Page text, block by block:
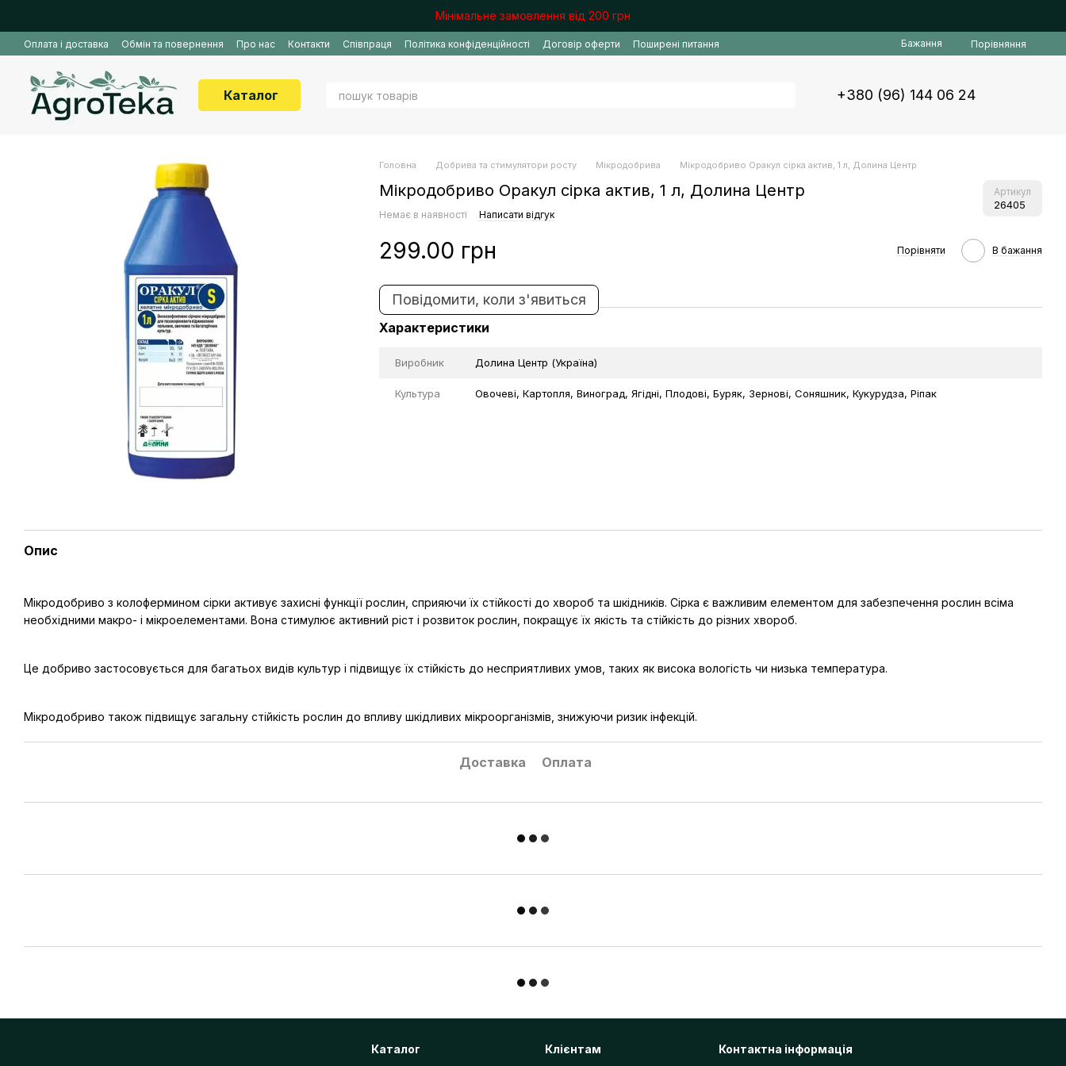
Мінімальне замовлення від 200 грн
Оплата і доставка Обмін та повернення Про нас Контакти Співпраця Політика конфіденційності Договір оферти Поширені питання Бажання Порівняння
Каталог +380 (96) 144 06 24
Головна Добрива та стимулятори росту Мікродобрива Мікродобриво Оракул сірка актив, 1 л, Долина Центр
Мікродобриво Оракул сірка актив, 1 л, Долина Центр Артикул
26405
Немає в наявності Написати відгук
299.00 грн Порівняти В бажання
Повідомити, коли з'явиться
Характеристики
Виробник Долина Центр (Україна)
Культура Овочеві, Картопля, Виноград, Ягідні, Плодові, Буряк, Зернові, Соняшник, Кукурудза, Ріпак
Опис
Мікродобриво з колофермином сірки активує захисні функції рослин, сприяючи їх стійкості до хвороб та шкідників. Сірка є важливим елементом для забезпечення рослин всіма
необхідними макро- і мікроелементами. Вона стимулює активний ріст і розвиток рослин, покращує їх якість та стійкість до різних хвороб.
Це добриво застосовується для багатьох видів культур і підвищує їх стійкість до несприятливих умов, таких як висока вологість чи низька температура.
Мікродобриво також підвищує загальну стійкість рослин до впливу шкідливих мікроорганізмів, знижуючи ризик інфекцій.
Доставка Оплата
Каталог Клієнтам Контактна інформація